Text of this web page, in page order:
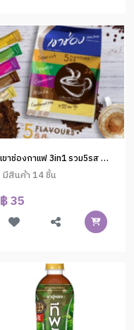
เขาช่องกาแฟ 3in1 รวม5รส 101g.5ซอง(1*30)
มีสินค้า 14 ชิ้น
฿ 35